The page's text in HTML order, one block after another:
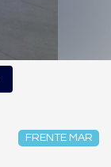
FRENTE MAR